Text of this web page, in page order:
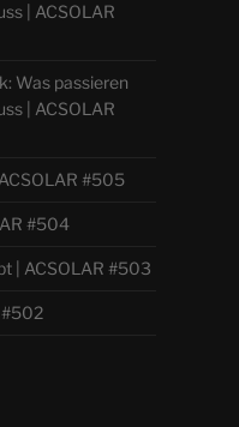
| ACSOLAR
Was passieren
| ACSOLAR
#505
#504
| ACSOLAR #503
#502